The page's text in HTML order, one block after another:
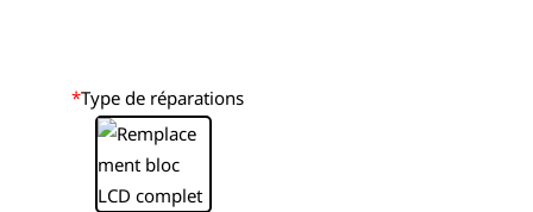
*Type de réparations